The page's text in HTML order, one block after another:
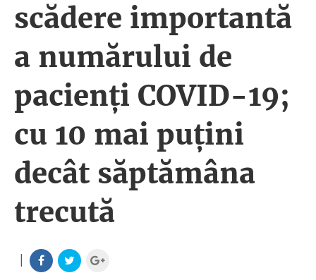
scădere importantă
a numărului de
pacienți COVID-19;
cu 10 mai puțini
decât săptămâna
trecută
|